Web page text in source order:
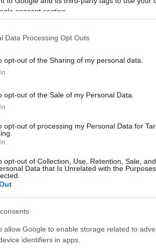
consent section.
Data Processing Opt Outs
opt-out of the Sharing of my personal data.
opt-out of the Sale of my Personal Data.
opt-out of processing my Personal Data for
opt-out of Collection, Use, Retention, Sale,
Data that Is Unrelated with the
allow Google to enable storage related to
identifiers in apps.
ugyanakkor felhívják a
megrendezését és
Az Infinite Dance Festival
a színház. Ahonlapotés a